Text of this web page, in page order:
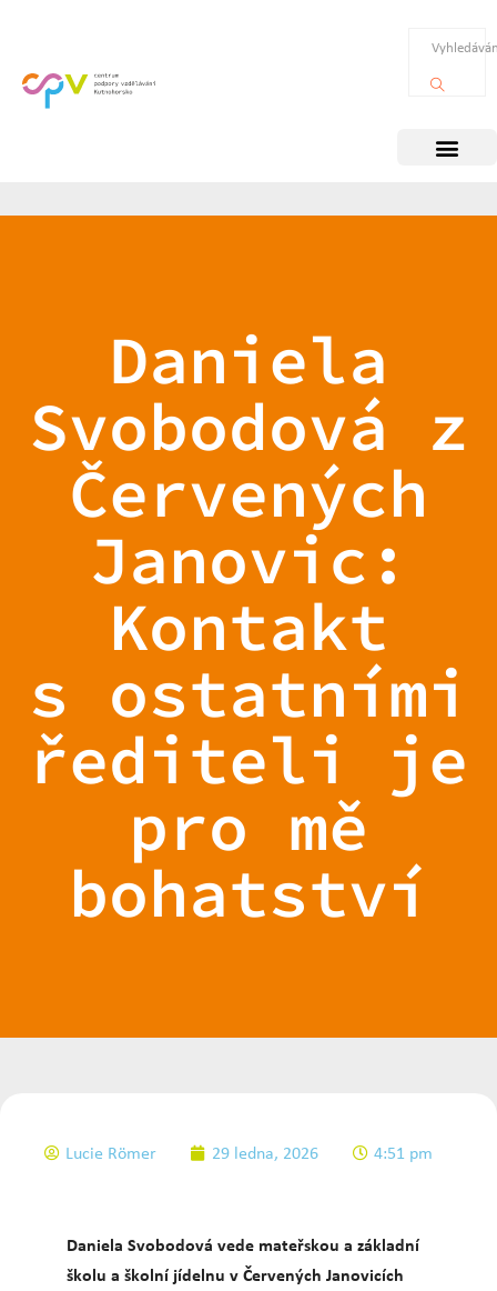
Daniela
Svobodová z
Červených
Janovic:
Kontakt
s ostatními
řediteli je
pro mě
bohatství
Lucie Römer 29 ledna, 2026 4:51 pm
Daniela Svobodová vede mateřskou a základní
školu a školní jídelnu v Červených Janovicích